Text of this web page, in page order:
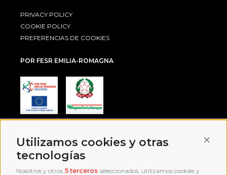
Utilizamos cookies y otras
tecnologías
Nosotros y otros 5 terceros seleccionados, utilizamos cookies y
PRIVACY POLICY
COOKIE POLICY
PREFERENCIAS DE COOKIES
POR FESR EMILIA-ROMAGNA